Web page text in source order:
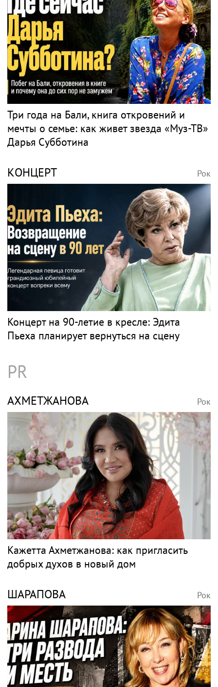
НЕТРЕБКО Рок
«Скучаю!»: Анна Нетребко трогательно
отреагировала на отъезд 17-летнего сына
Музыка
МУЗ-ТВ Рок
Три года на Бали, книга откровений и
мечты о семье: как живет звезда «Муз-ТВ»
Дарья Субботина
КОНЦЕРТ Рок
Концерт на 90-летие в кресле: Эдита
Пьеха планирует вернуться на сцену
PR